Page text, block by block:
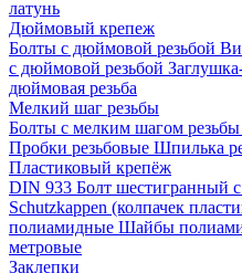
латунь
Дюймовый крепеж
Болты с дюймовой резьбой
с дюймовой резьбой
дюймовая резьба
Мелкий шаг резьбы
Болты с мелким шагом резьбы
Пробки резьбовые Шпилька
Пластиковый крепёж
DIN 933 Болт шестигранный
Schutzkappen (колпачек
полиамидные Шайбы
метровые
Заклепки